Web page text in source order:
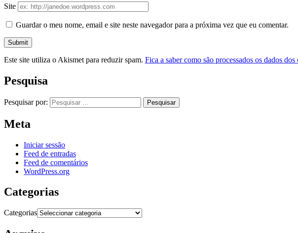
Site
Guardar o meu nome, email e site neste navegador para a próxima vez que eu comentar.
Este site utiliza o Akismet para reduzir spam. Fica a saber como são processados os dados dos
Pesquisa
Pesquisar por:
Meta
Iniciar sessão
Feed de entradas
Feed de comentários
WordPress.org
Categorias
Categorias